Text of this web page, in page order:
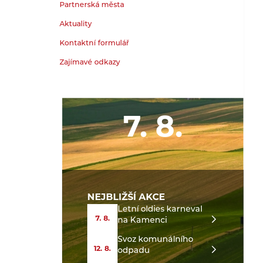
Partnerská města
Aktuality
Kontaktní formulář
Zajímavé odkazy
7. 8.
NEJBLIŽŠÍ AKCE
7. 8.
Letní oldies karneval
na Kamenci
12. 8.
Svoz komunálního
odpadu